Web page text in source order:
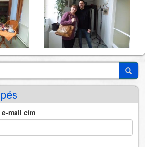
mail cím